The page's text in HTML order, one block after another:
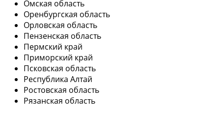
Омская область
Оренбургская область
Орловская область
Пензенская область
Пермский край
Приморский край
Псковская область
Республика Алтай
Ростовская область
Рязанская область